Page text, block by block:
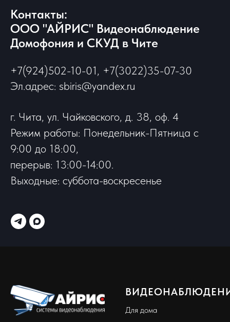
Контакты:
ООО "АЙРИС" Видеонаблюдение
Домофония и СКУД в Чите
+7(924)502-10-01, +7(3022)35-07-30
Эл.адрес: sbiris@yandex.ru
г. Чита, ул. Чайковского, д. 38, оф. 4
Режим работы: Понедельник-Пятница с
9:00 до 18:00,
перерыв: 13:00-14:00.
Выходные: суббота-воскресенье
Для дома